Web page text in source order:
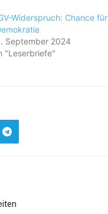
Widerspruch: Chance für
September 2024
"Leserbriefe"